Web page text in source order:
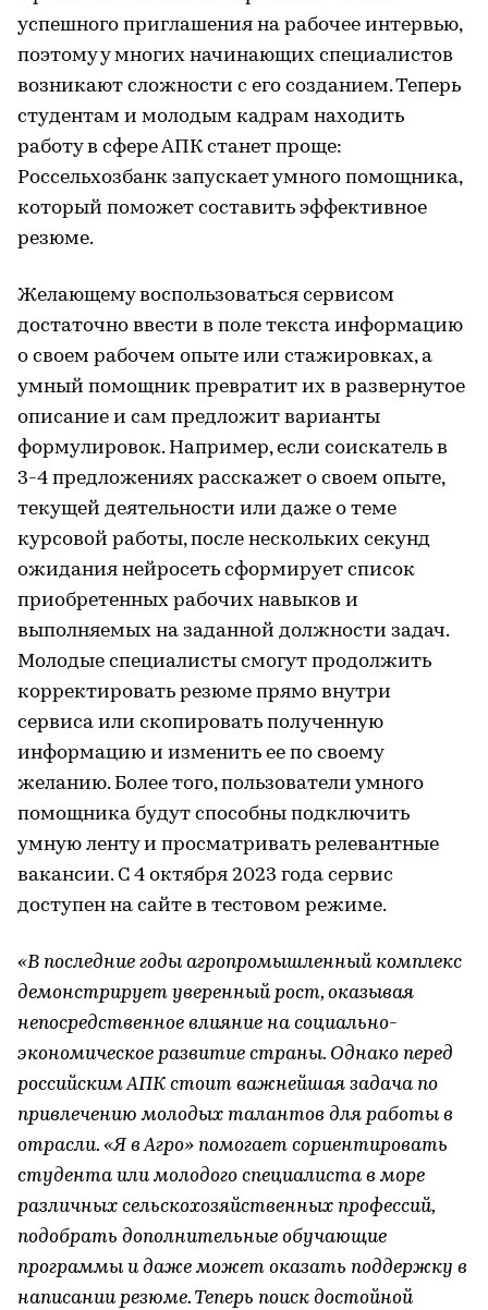
успешного приглашения на рабочее интервью,
поэтому у многих начинающих специалистов
возникают сложности с его созданием. Теперь
студентам и молодым кадрам находить
работу в сфере АПК станет проще:
Россельхозбанк запускает умного помощника,
который поможет составить эффективное
резюме.
Желающему воспользоваться сервисом
достаточно ввести в поле текста информацию
о своем рабочем опыте или стажировках, а
умный помощник превратит их в развернутое
описание и сам предложит варианты
формулировок. Например, если соискатель в
3-4 предложениях расскажет о своем опыте,
текущей деятельности или даже о теме
курсовой работы, после нескольких секунд
ожидания нейросеть сформирует список
приобретенных рабочих навыков и
выполняемых на заданной должности задач.
Молодые специалисты смогут продолжить
корректировать резюме прямо внутри
сервиса или скопировать полученную
информацию и изменить ее по своему
желанию. Более того, пользователи умного
помощника будут способны подключить
умную ленту и просматривать релевантные
вакансии. С 4 октября 2023 года сервис
доступен на сайте в тестовом режиме.
«В последние годы агропромышленный комплекс
демонстрирует уверенный рост, оказывая
непосредственное влияние на социально-
экономическое развитие страны. Однако перед
российским АПК стоит важнейшая задача по
привлечению молодых талантов для работы в
отрасли. «Я в Агро» помогает сориентировать
студента или молодого специалиста в море
различных сельскохозяйственных профессий,
подобрать дополнительные обучающие
программы и даже может оказать поддержку в
написании резюме. Теперь поиск достойной